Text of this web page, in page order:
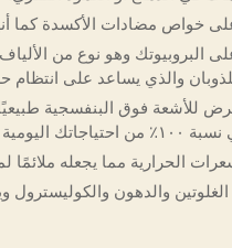
خواص مضادات الأكسدة كما
البروبيوتك وهو نوع من
والذي يساعد على انتظام
لفيتامين د.
الحرارية مما يجعله ملائمًا
ويحتوي على ١٢ نوع من الفيتامينات والمعادن و٤.٩